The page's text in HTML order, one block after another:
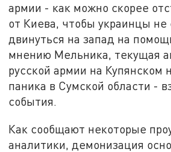
армии - как можно скорее
от Киева, чтобы украинцы не
двинуться на запад на
мнению Мельника, текущая
русской армии на Купянском
паника в Сумской области -
события.
Как сообщают некоторые
аналитики, демонизация